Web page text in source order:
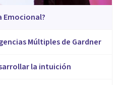
Emocional?
Múltiples de Gardner
la intuición